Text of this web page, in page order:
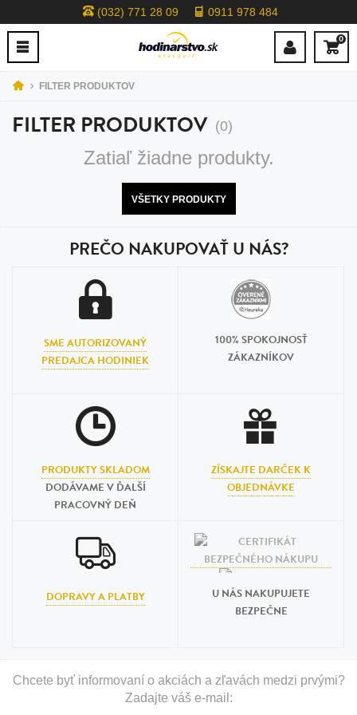
(032) 771 28 09 0911 978 484
0
FILTER PRODUKTOV
FILTER PRODUKTOV (0)
Zatiaľ žiadne produkty.
VŠETKY PRODUKTY
PREČO NAKUPOVAŤ U NÁS?
SME AUTORIZOVANÝ
PREDAJCA HODINIEK
100% SPOKOJNOSŤ
ZÁKAZNÍKOV
PRODUKTY SKLADOM
DODÁVAME V ĎALŠÍ
PRACOVNÝ DEŇ
ZÍSKAJTE DARČEK K
OBJEDNÁVKE
DOPRAVY A PLATBY
U NÁS NAKUPUJETE
BEZPEČNE
Chcete byť informovaní o akciách a zľavách medzi prvými?
Zadajte váš e-mail: